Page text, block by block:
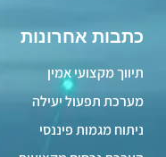
כתבות אחרונות
תיווך מקצועי אמין
מערכת תפעול יעילה
ניתוח מגמות פיננסי